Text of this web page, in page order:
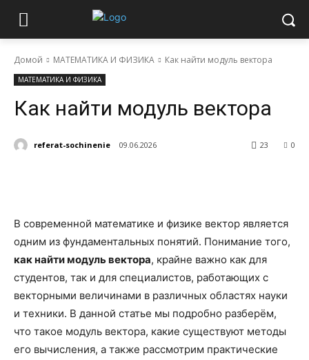
Домой МАТЕМАТИКА И ФИЗИКА Как найти модуль вектора
МАТЕМАТИКА И ФИЗИКА
Как найти модуль вектора
referat-sochinenie 09.06.2026 0
23
В современной математике и физике вектор является
одним из фундаментальных понятий. Понимание того,
как найти модуль вектора, крайне важно как для
студентов, так и для специалистов, работающих с
векторными величинами в различных областях науки
и техники. В данной статье мы подробно разберём,
что такое модуль вектора, какие существуют методы
его вычисления, а также рассмотрим практические